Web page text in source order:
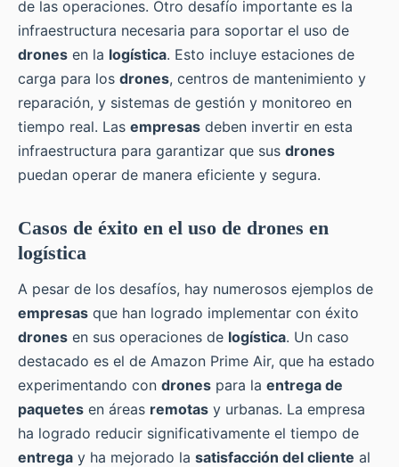
de las operaciones. Otro desafío importante es la
infraestructura necesaria para soportar el uso de
drones en la logística. Esto incluye estaciones de
carga para los drones, centros de mantenimiento y
reparación, y sistemas de gestión y monitoreo en
tiempo real. Las empresas deben invertir en esta
infraestructura para garantizar que sus drones
puedan operar de manera eficiente y segura.
Casos de éxito en el uso de drones en
logística
A pesar de los desafíos, hay numerosos ejemplos de
empresas que han logrado implementar con éxito
drones en sus operaciones de logística. Un caso
destacado es el de Amazon Prime Air, que ha estado
experimentando con drones para la entrega de
paquetes en áreas remotas y urbanas. La empresa
ha logrado reducir significativamente el tiempo de
entrega y ha mejorado la satisfacción del cliente al